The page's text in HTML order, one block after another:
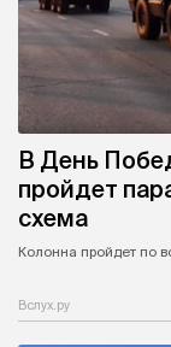
В День
пройдет
схема
Колонна пройдет по
Вслух.ру